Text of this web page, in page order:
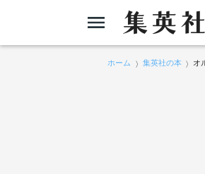
ホーム 集英社の本 オ